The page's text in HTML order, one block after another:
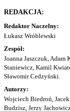
REDAKCJA:
Redaktor Naczelny:
Łukasz Wróblewski
Zespół:
Joanna Jaszczuk, Adam
Staniewicz, Kamil
Sławomir Cedzyński.
Autorzy:
Wojciech Biedroń,
Budzisz, Jerzy